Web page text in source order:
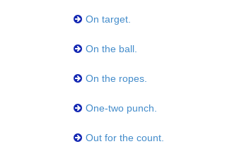
On target.
On the ball.
On the ropes.
One-two punch.
Out for the count.